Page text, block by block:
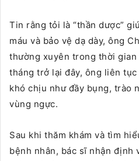
Tin rằng tỏi là “thần dược”
máu và bảo vệ dạ dày, ông
thường xuyên trong thời
tháng trở lại đây, ông liên
khó chịu như đầy bụng, trào
vùng ngực.
Sau khi thăm khám và tìm
bệnh nhân, bác sĩ nhận định